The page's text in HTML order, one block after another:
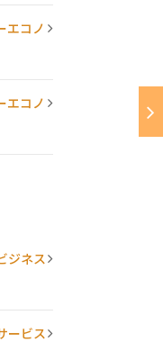
エコノ
エコノ
ジネス
ービス